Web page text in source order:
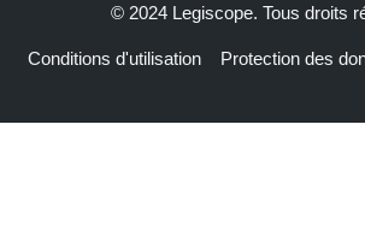
© 2024 Legiscope. Tous droits
Conditions d'utilisation Protection des